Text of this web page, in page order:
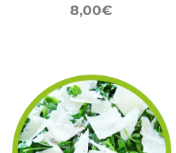
8,00€